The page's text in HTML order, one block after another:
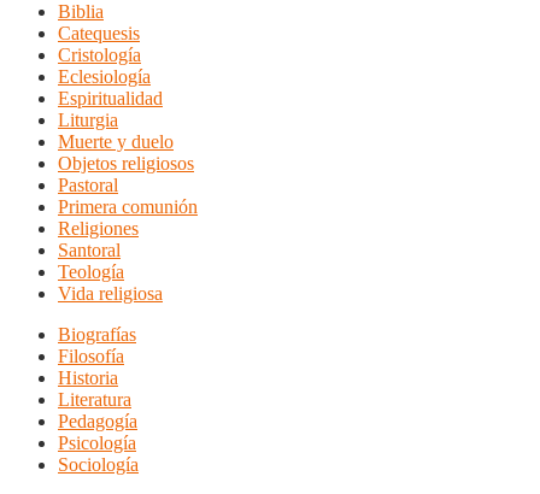
Biblia
Catequesis
Cristología
Eclesiología
Espiritualidad
Liturgia
Muerte y duelo
Objetos religiosos
Pastoral
Primera comunión
Religiones
Santoral
Teología
Vida religiosa
Biografías
Filosofía
Historia
Literatura
Pedagogía
Psicología
Sociología